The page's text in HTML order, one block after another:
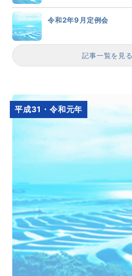
令和2年9月定例会
記事一覧を見る
平成31・令和元年